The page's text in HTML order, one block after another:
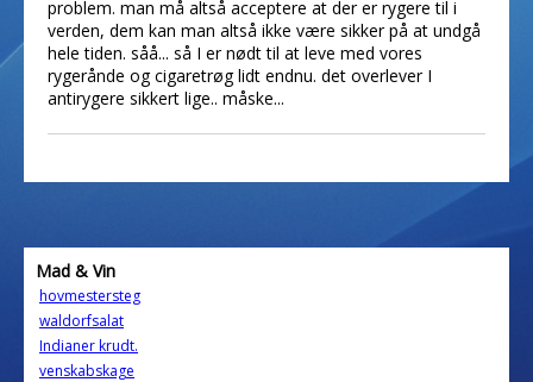
problem. man må altså acceptere at der er rygere til i
verden, dem kan man altså ikke være sikker på at undgå
hele tiden. såå... så I er nødt til at leve med vores
rygerånde og cigaretrøg lidt endnu. det overlever I
antirygere sikkert lige.. måske...
Mad & Vin
hovmestersteg
waldorfsalat
Indianer krudt.
venskabskage